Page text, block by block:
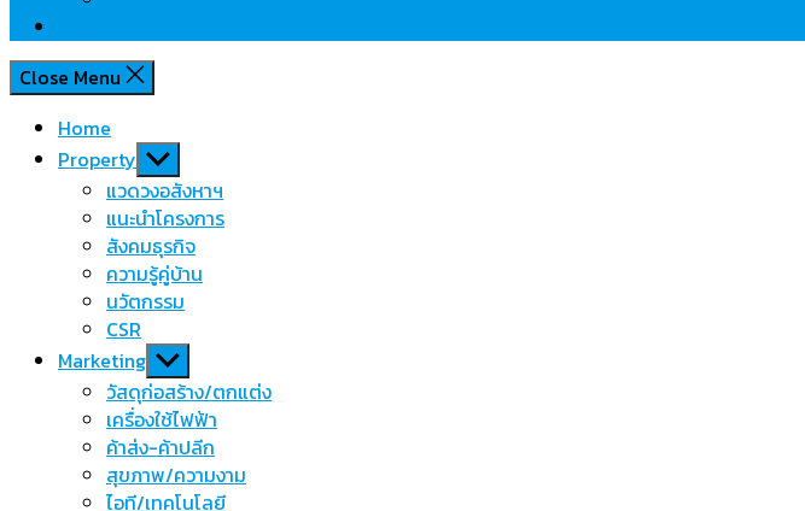
Close Menu
Home
Property Show
sub
menu
แวดวงอสังหาฯ
แนะนำโครงการ
สังคมธุรกิจ
ความรู้คู่บ้าน
นวัตกรรม
CSR
Marketing Show
sub
menu
วัสดุก่อสร้าง/ตกแต่ง
เครื่องใช้ไฟฟ้า
ค้าส่ง-ค้าปลีก
สุขภาพ/ความงาม
ไอที/เทคโนโลยี